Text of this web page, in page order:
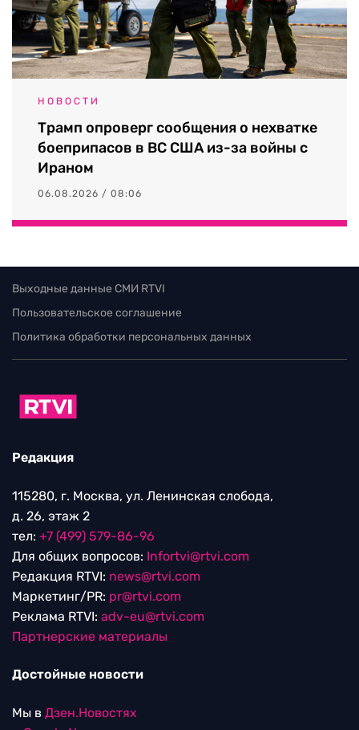
НОВОСТИ
Трамп опроверг сообщения о нехватке
боеприпасов в ВС США из-за войны с
Ираном
06.08.2026 / 08:06
Выходные данные СМИ RTVI
Пользовательское соглашение
Политика обработки персональных данных
Редакция
115280, г. Москва, ул. Ленинская слобода,
д. 26, этаж 2
тел: +7 (499) 579-86-96
Для общих вопросов: Infortvi@rtvi.com
Редакция RTVI: news@rtvi.com
Маркетинг/PR: pr@rtvi.com
Реклама RTVI: adv-eu@rtvi.com
Партнерские материалы
Достойные новости
Мы в Дзен.Новостях